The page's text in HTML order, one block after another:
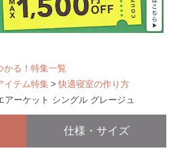
かる！特集一覧
イテム特集
快適寝室の作り方
アーケット シングル グレージュ
仕様・サイズ